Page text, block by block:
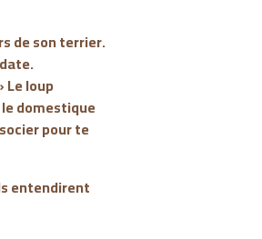
de son terrier.
Le loup
domestique
pour te
entendirent